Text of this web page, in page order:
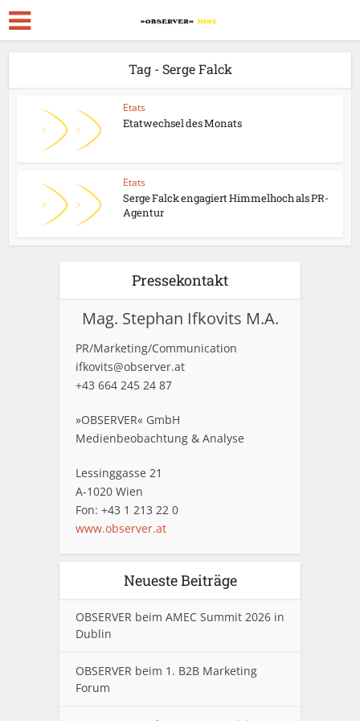
Tag - Serge Falck
Etats
Etatwechsel des Monats
Etats
Serge Falck engagiert Himmelhoch als PR-
Agentur
Pressekontakt
Mag. Stephan Ifkovits M.A.
PR/Marketing/Communication
ifkovits@observer.at
+43 664 245 24 87
»OBSERVER« GmbH
Medienbeobachtung & Analyse
Lessinggasse 21
A-1020 Wien
Fon: +43 1 213 22 0
www.observer.at
Neueste Beiträge
OBSERVER beim AMEC Summit 2026 in
Dublin
OBSERVER beim 1. B2B Marketing
Forum